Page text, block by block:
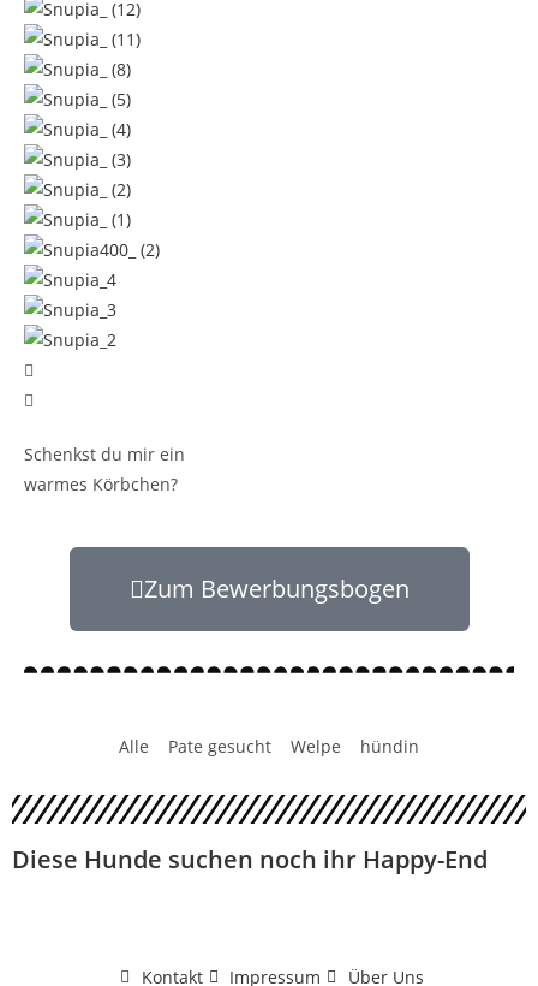
Schenkst du mir ein
warmes Körbchen?
Zum Bewerbungsbogen
Diese Hunde suchen noch ihr Happy-End
Alle Pate gesucht Welpe hündin
Kontakt Impressum Über Uns